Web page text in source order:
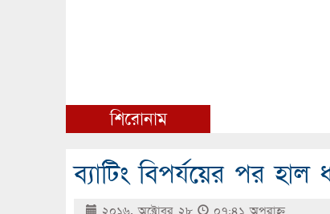
শিরোনাম
ব্যাটিং বিপর্যয়ের পর হাল
২০১৬, অক্টোবর ২৮ ০৭:৪১ অপরাহ্ণ